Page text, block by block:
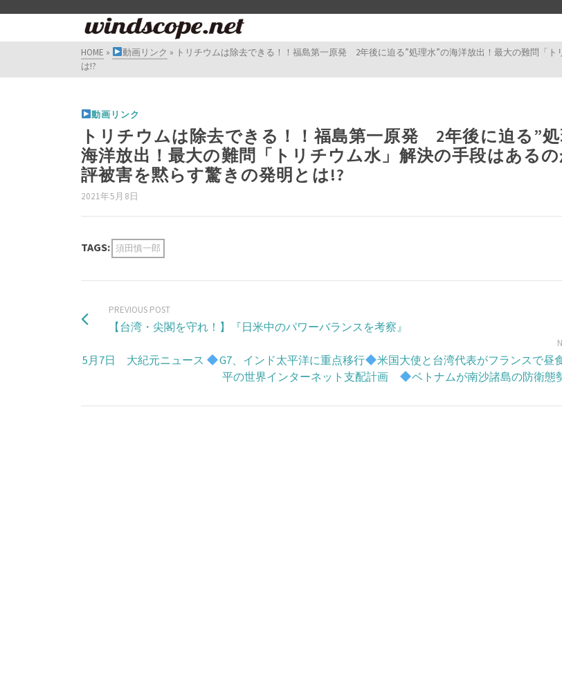
HOME » 動画リンク » トリチウムは除去できる！！福島第一原発 2年後に迫る”処理水”の海洋放出！最大の難問「
は!?
動画リンク
トリチウムは除去できる！！福島第一原発 2年後に迫る”
海洋放出！最大の難問「トリチウム水」解決の手段はある
評被害を黙らす驚きの発明とは!?
2021年5月8日
TAGS: 須田慎一郎
PREVIOUS POST
【台湾・尖閣を守れ！】『日米中のパワーバランスを考察』
5月7日 大紀元ニュース G7、インド太平洋に重点移行 米国大使と台湾代表がフランスで昼
平の世界インターネット支配計画
ベトナムが南沙諸島の防衛態